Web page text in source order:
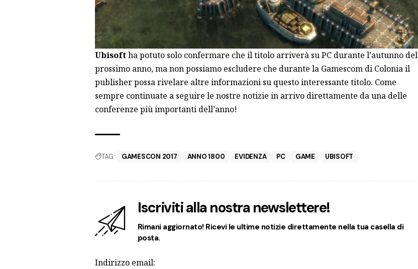
Ubisoftha potuto solo confermare che il titolo arriverà su PC durante l’autunno del
prossimo anno, ma non possiamo escludere che durante la Gamescom di Colonia il
publisher possa rivelare altre informazioni su questo interessante titolo. Come
sempre continuate a seguire le nostre notizie in arrivo direttamente da una delle
conferenze più importanti dell’anno!
TAG: GAMESCON 2017 ANNO 1800 EVIDENZA PC GAME UBISOFT
Iscriviti alla nostra newslettere!
Rimani aggiornato! Ricevi le ultime notizie direttamente nella tua casella di
posta.
Indirizzo email: